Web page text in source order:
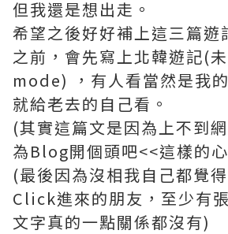
但我還是想出走。
希望之後好好補上這三篇遊
之前，會先寫上北韓遊記(
mode) ，有人看當然是我
就給老去的自己看。
(其實這篇文是因為上不到
為Blog開個頭吧<<這樣的
(最後因為沒相我自己都覺
Click進來的朋友，至少有
文字真的一點關係都沒有)